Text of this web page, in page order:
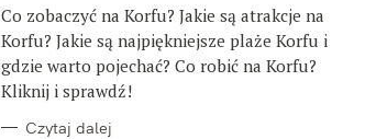
I
E
Co zobaczyć na Korfu? Jakie są atrakcje na
Korfu? Jakie są najpiękniejsze plaże Korfu i
gdzie warto pojechać? Co robić na Korfu?
Kliknij i sprawdź!
Czytaj dalej